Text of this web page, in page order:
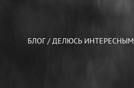
БЛОГ / ДЕЛЮСЬ ИНТЕРЕСНЫМ